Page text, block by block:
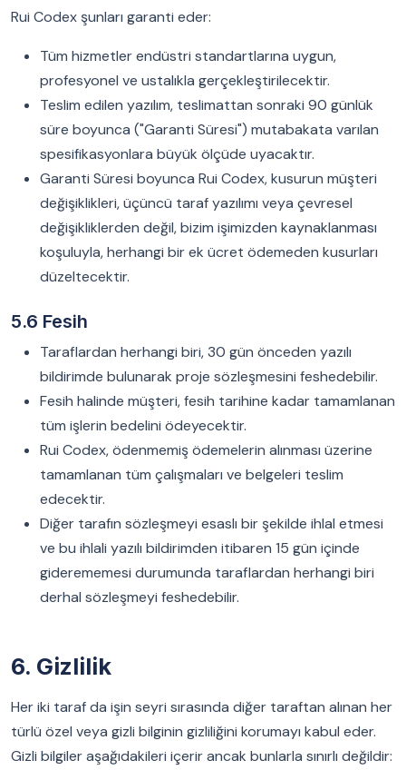
Rui Codex şunları garanti eder:
Tüm hizmetler endüstri standartlarına uygun,
profesyonel ve ustalıkla gerçekleştirilecektir.
Teslim edilen yazılım, teslimattan sonraki 90 günlük
süre boyunca ("Garanti Süresi") mutabakata varılan
spesifikasyonlara büyük ölçüde uyacaktır.
Garanti Süresi boyunca Rui Codex, kusurun müşteri
değişiklikleri, üçüncü taraf yazılımı veya çevresel
değişikliklerden değil, bizim işimizden kaynaklanması
koşuluyla, herhangi bir ek ücret ödemeden kusurları
düzeltecektir.
5.6 Fesih
Taraflardan herhangi biri, 30 gün önceden yazılı
bildirimde bulunarak proje sözleşmesini feshedebilir.
Fesih halinde müşteri, fesih tarihine kadar tamamlanan
tüm işlerin bedelini ödeyecektir.
Rui Codex, ödenmemiş ödemelerin alınması üzerine
tamamlanan tüm çalışmaları ve belgeleri teslim
edecektir.
Diğer tarafın sözleşmeyi esaslı bir şekilde ihlal etmesi
ve bu ihlali yazılı bildirimden itibaren 15 gün içinde
giderememesi durumunda taraflardan herhangi biri
derhal sözleşmeyi feshedebilir.
6. Gizlilik
Her iki taraf da işin seyri sırasında diğer taraftan alınan her
türlü özel veya gizli bilginin gizliliğini korumayı kabul eder.
Gizli bilgiler aşağıdakileri içerir ancak bunlarla sınırlı değildir: